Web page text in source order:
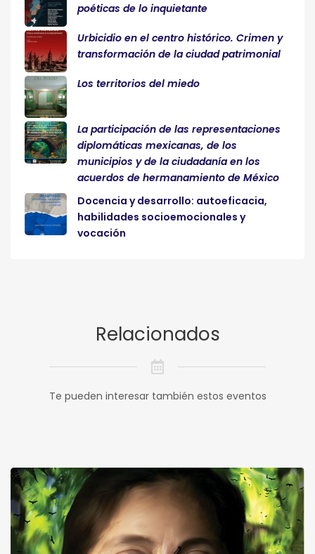
poéticas de lo inquietante
Urbicidio en el centro histórico. Crimen y
transformación de la ciudad patrimonial
Los territorios del miedo
La participación de las representaciones
diplomáticas mexicanas, de los
municipios y de la ciudadanía en los
acuerdos de hermanamiento de México
Docencia y desarrollo: autoeficacia,
habilidades socioemocionales y
vocación
Relacionados
Te pueden interesar también estos eventos